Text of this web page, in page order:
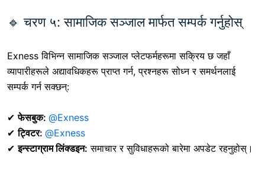
🔹 चरण ५: सामाजिक सञ्जाल मार्फत सम्पर्क गर्नुहोस्
Exness विभिन्न सामाजिक सञ्जाल प्लेटफर्महरूमा सक्रिय छ जहाँ
व्यापारीहरूले अद्यावधिकहरू प्राप्त गर्न, प्रश्नहरू सोध्न र समर्थनलाई
सम्पर्क गर्न सक्छन्:
✔फेसबुक: @Exness
✔ट्विटर: @Exness
✔इन्स्टाग्राम लिंक्डइन: समाचार र सुविधाहरूको बारेमा अपडेट रहनुहोस्।